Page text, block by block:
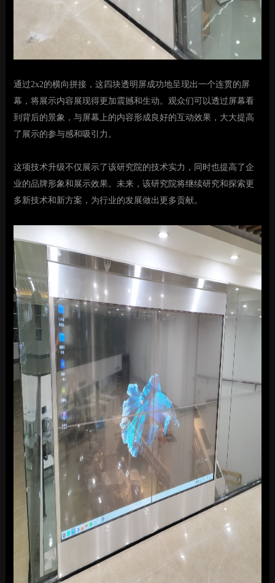
通过2x2的横向拼接，这四块透明屏成功地呈现出一个连贯的屏
幕，将展示内容展现得更加震撼和生动。观众们可以透过屏幕看
到背后的景象，与屏幕上的内容形成良好的互动效果，大大提高
了展示的参与感和吸引力。
这项技术升级不仅展示了该研究院的技术实力，同时也提高了企
业的品牌形象和展示效果。未来，该研究院将继续研究和探索更
多新技术和新方案，为行业的发展做出更多贡献。